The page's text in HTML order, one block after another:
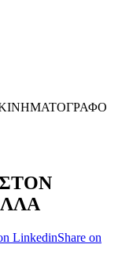
LinkedinShare on